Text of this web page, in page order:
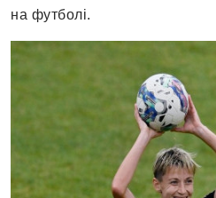
на футболі.